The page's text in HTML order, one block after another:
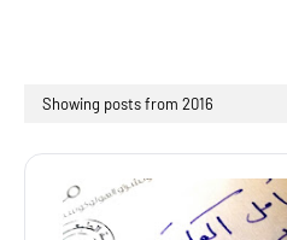
Showing posts from 2016